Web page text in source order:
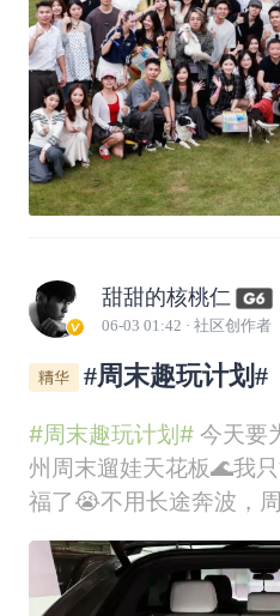
甜甜的核桃仁
06-03 01:42 · 社区创作者
#周末趣玩计划#
#周末趣玩计划#今天要
州周末遛娃天花板🌊我
福了😭不用长途奔波，
着我的小鹏G6从惠城区
亚湾华润小径湾一脚电
里🌊🚗关于自驾：G6才